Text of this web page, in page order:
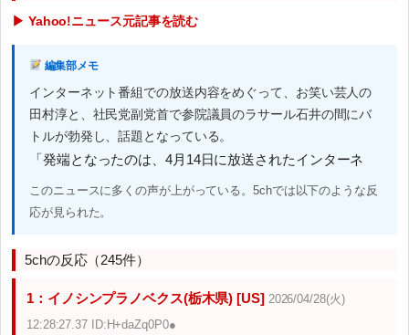
▶ Yahoo!ニュース元記事を読む
編集部メモ
インターネット番組での放送内容をめぐって、お笑い芸人の
田村淳と、社民党副党首で参院議員のラサール石井の間にバ
トルが勃発し、話題となっている。
「発端となったのは、4月14日に放送されたインターネ
このニュースに多くの声が上がっている。5chでは以下のような反
応が見られた。
5chの反応（245件）
1：イノシンプラノベクス(栃木県) [US] 2026/04/28(火)
12:28:27.37 ID:H+daZq0P0●